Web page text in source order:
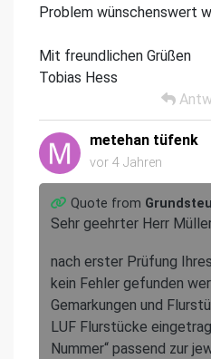
Problem wünschenswert
Mit freundlichen Grüßen
Tobias Hess
metehan tüfenk
vor 4 Jahren
Quote from
Sehr geehrter Herr
nach erster Prüfung
kein Fehler gefunden
Gemarkungen und
LUF Flurstücke
Nummer“ passend zur